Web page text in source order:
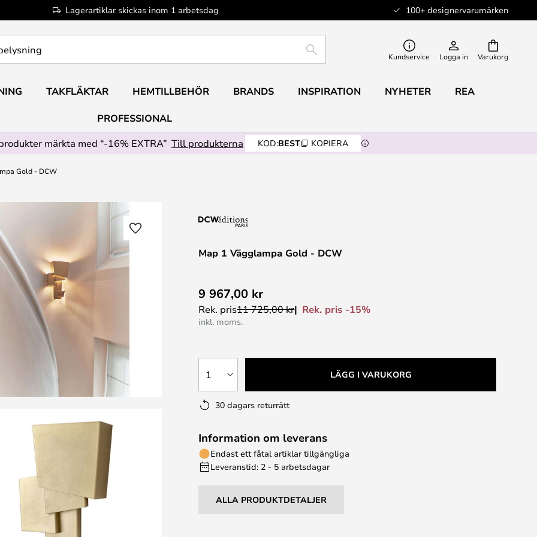
Lagerartiklar skickas inom 1 arbetsdag 100+ designervarumärken
Varukorg
SÖK Kundservice Logga in
TAKFLÄKTAR HEMTILLBEHÖR BRANDS INSPIRATION NYHETER REA
PROFESSIONAL
märkta med “-16% EXTRA” Till produkterna KOD:BEST KOPIERA
Gold - DCW
Map 1 Vägglampa Gold - DCW
9 967,00 kr
Rek. pris11 725,00 kr Rek. pris -15%
inkl. moms.
1 LÄGG I VARUKORG
30 dagars returrätt
Information om leverans
Endast ett fåtal artiklar tillgängliga
Leveranstid: 2 - 5 arbetsdagar
ALLA PRODUKTDETALJER